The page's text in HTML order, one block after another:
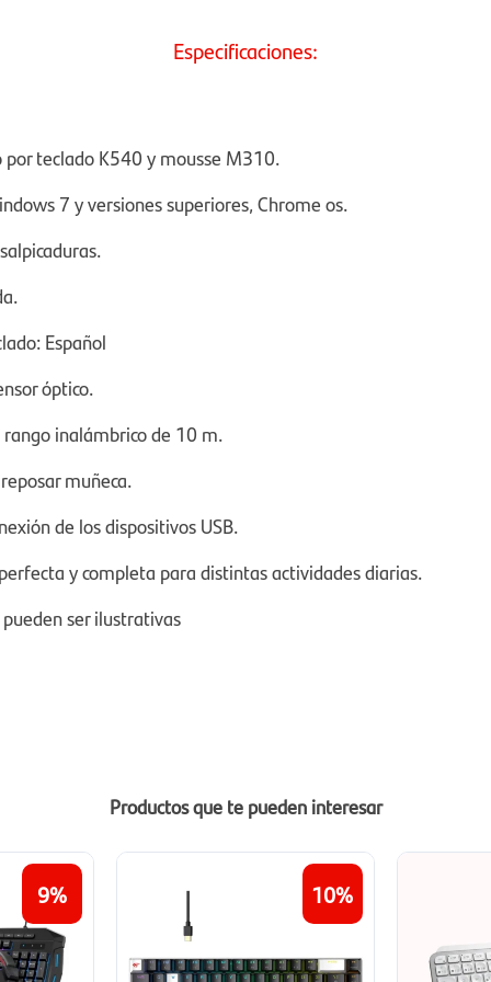
Especificaciones:
por teclado K540 y mousse M310.
7 y versiones superiores, Chrome os.
Español
óptico.
rango inalámbrico de 10 m.
muñeca.
de los dispositivos USB.
y completa para distintas actividades diarias.
ser ilustrativas
Productos que te pueden interesar
9 10